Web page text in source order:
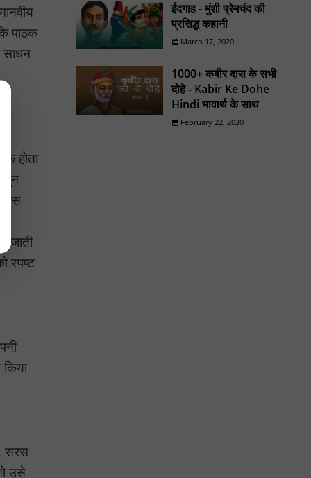
पाठक
साधन
होता
सुन
जाती
स्पष्ट
सरस
उसे
ईदगाह - मुंशी प्रेमचंद की
प्रसिद्ध कहानी
March 17, 2020
1000+ कबीर दास के सभी
दोहे - Kabir Ke Dohe
Hindi भावार्थ के साथ
February 22, 2020